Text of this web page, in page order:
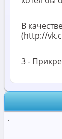
В
(http://
3 -